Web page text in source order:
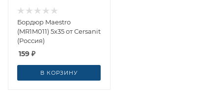
Бордюр Maestro
(MR1M011) 5x35 от Cersanit
(Россия)
159 ₽
В КОРЗИНУ